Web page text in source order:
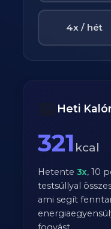
4x / hét
📅 Heti
321 kcal
Hetente3x,10
testsúllyal
ami segít